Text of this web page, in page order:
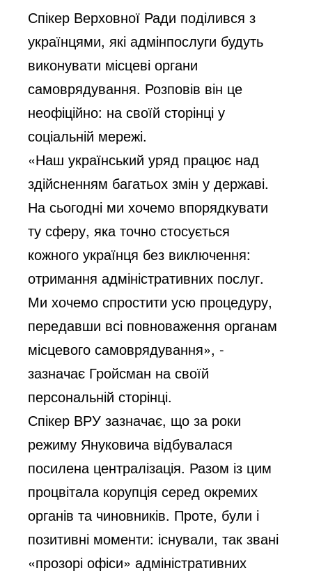
Спікер Верховної Ради поділився з
українцями, які адмінпослуги будуть
виконувати місцеві органи
самоврядування. Розповів він це
неофіційно: на своїй сторінці у
соціальній мережі.
«Наш український уряд працює над
здійсненням багатьох змін у державі.
На сьогодні ми хочемо впорядкувати
ту сферу, яка точно стосується
кожного українця без виключення:
отримання адміністративних послуг.
Ми хочемо спростити усю процедуру,
передавши всі повноваження органам
місцевого самоврядування», -
зазначає Гройсман на своїй
персональній сторінці.
Спікер ВРУ зазначає, що за роки
режиму Януковича відбувалася
посилена централізація. Разом із цим
процвітала корупція серед окремих
органів та чиновників. Проте, були і
позитивні моменти: існували, так звані
«прозорі офіси» адміністративних